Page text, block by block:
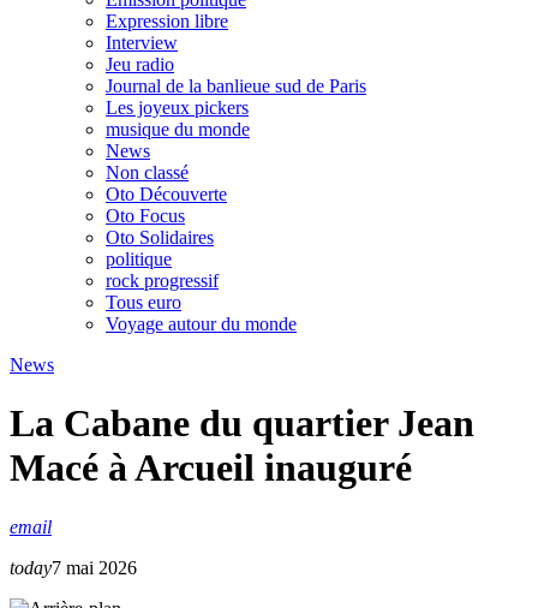
Expression libre
Interview
Jeu radio
Journal de la banlieue sud de Paris
Les joyeux pickers
musique du monde
News
Non classé
Oto Découverte
Oto Focus
Oto Solidaires
politique
rock progressif
Tous euro
Voyage autour du monde
News
La Cabane du quartier Jean
Macé à Arcueil inauguré
email
today7 mai 2026